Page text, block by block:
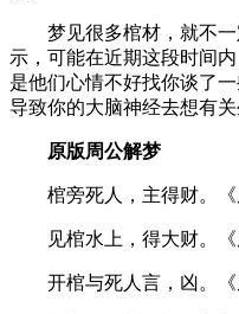
梦见很多棺材，就不一
示，可能在近期这段时间
是他们心情不好找你谈了
导致你的大脑神经去想有关
原版周公解梦
棺旁死人，主得财。《
见棺水上，得大财。《
开棺与死人言，凶。《